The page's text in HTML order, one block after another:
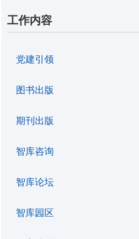
工作内容
党建引领
图书出版
期刊出版
智库咨询
智库论坛
智库园区